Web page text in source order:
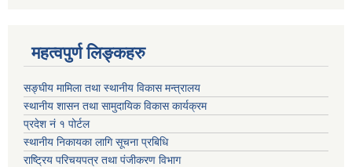
महत्वपुर्ण लिङ्कहरु
सङ्घीय मामिला तथा स्थानीय विकास मन्त्रालय
स्थानीय शासन तथा सामुदायिक विकास कार्यक्रम
प्रदेश नं १ पोर्टल
स्थानीय निकायका लागि सूचना प्रबिधि
राष्ट्रिय परिचयपत्र तथा पंजीकरण विभाग